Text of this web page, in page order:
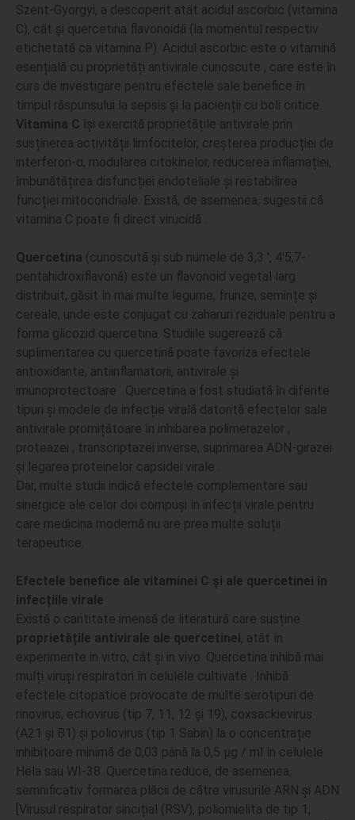
Szent-Gyorgyi, a descoperit atât acidul ascorbic (vitamina
C), cât și quercetina flavonoidă (la momentul respectiv
etichetată ca vitamina P). Acidul ascorbic este o vitamină
esențială cu proprietăți antivirale cunoscute , care este în
curs de investigare pentru efectele sale benefice în
timpul răspunsului la sepsis și la pacienții cu boli critice.
Vitamina C își exercită proprietățile antivirale prin
susținerea activității limfocitelor, creșterea producției de
interferon-α, modularea citokinelor, reducerea inflamației,
îmbunătățirea disfuncției endoteliale și restabilirea
funcției mitocondriale. Există, de asemenea, sugestii că
vitamina C poate fi direct virucidă .
Quercetina (cunoscută și sub numele de 3,3 ′, 4′5,7-
pentahidroxiflavonă) este un flavonoid vegetal larg
distribuit, găsit în mai multe legume, frunze, semințe și
cereale, unde este conjugat cu zaharuri reziduale pentru a
forma glicozid quercetina. Studiile sugerează că
suplimentarea cu quercetină poate favoriza efectele
antioxidante, antiinflamatorii, antivirale și
imunoprotectoare . Quercetina a fost studiată în diferite
tipuri și modele de infecție virală datorită efectelor sale
antivirale promițătoare în inhibarea polimerazelor ,
proteazei , transcriptazei inverse, suprimarea ADN-girazei
și legarea proteinelor capsidei virale .
Dar, multe studii indică efectele complementare sau
sinergice ale celor doi compuși în infecții virale pentru
care medicina modernă nu are prea multe soluții
terapeutice.
Efectele benefice ale vitaminei C și ale quercetinei în
infecțiile virale
Există o cantitate imensă de literatură care susține
proprietățile antivirale ale quercetinei, atât în
experimente in vitro, cât și in vivo. Quercetina inhibă mai
mulți viruși respiratori în celulele cultivate . Inhibă
efectele citopatice provocate de multe serotipuri de
rinovirus, echovirus (tip 7, 11, 12 și 19), coxsackievirus
(A21 și B1) și poliovirus (tip 1 Sabin) la o concentrație
inhibitoare minimă de 0,03 până la 0,5 μg / ml în celulele
Hela sau WI-38. Quercetina reduce, de asemenea,
semnificativ formarea plăcii de către virusurile ARN și ADN
[Virusul respirator sincițial (RSV), poliomielita de tip 1,